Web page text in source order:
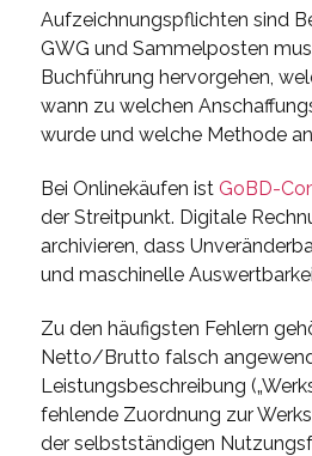
Aufzeichnungspflichten sind
GWG und Sammelposten
Buchführung hervorgehen,
wann zu welchen
wurde und welche Methode
Bei Onlinekäufen ist GoBD-
der Streitpunkt. Digitale
archivieren, dass
und maschinelle
Zu den häufigsten Fehlern
Netto/Brutto falsch
Leistungsbeschreibung
fehlende Zuordnung zur
der selbstständigen